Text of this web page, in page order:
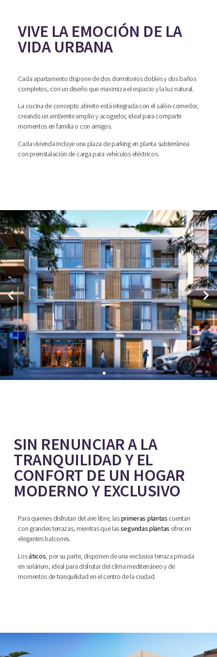
VIVE LA EMOCIÓN DE LA
VIDA URBANA
Cada apartamento dispone de dos dormitorios dobles y dos baños
completos, con un diseño que maximiza el espacio y la luz natural.
La cocina de concepto abierto está integrada con el salón-comedor,
creando un ambiente amplio y acogedor, ideal para compartir
momentos en familia o con amigos.
Cada vivienda incluye una plaza de parking en planta subterránea
con preinstalación de carga para vehículos eléctricos.
SIN RENUNCIAR A LA
TRANQUILIDAD Y EL
CONFORT DE UN HOGAR
MODERNO Y EXCLUSIVO
Para quienes disfrutan del aire libre, lasprimeras plantas cuentan
con grandes terrazas, mientras que lassegundas plantas ofrecen
elegantes balcones.
Losáticos, por su parte, disponen de una exclusiva terraza privada
en solárium, ideal para disfrutar del clima mediterráneo y de
momentos de tranquilidad en el centro de la ciudad.